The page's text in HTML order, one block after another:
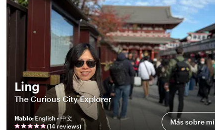
Ling
The Curious City Explorer
Hablo: English • 中文
(14reviews) Más sobre mí